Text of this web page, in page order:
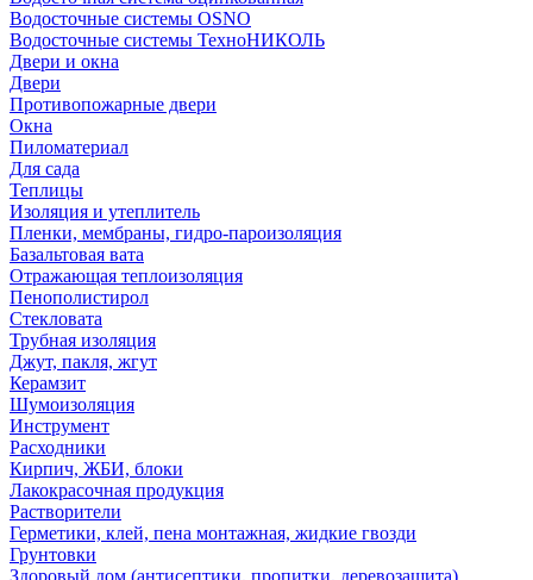
Водосточные системы OSNO
Водосточные системы ТехноНИКОЛЬ
Двери и окна
Двери
Противопожарные двери
Окна
Пиломатериал
Для сада
Теплицы
Изоляция и утеплитель
Пленки, мембраны, гидро-пароизоляция
Базальтовая вата
Отражающая теплоизоляция
Пенополистирол
Стекловата
Трубная изоляция
Джут, пакля, жгут
Керамзит
Шумоизоляция
Инструмент
Расходники
Кирпич, ЖБИ, блоки
Лакокрасочная продукция
Растворители
Герметики, клей, пена монтажная, жидкие гвозди
Грунтовки
Здоровый дом (антисептики, пропитки, деревозащита)